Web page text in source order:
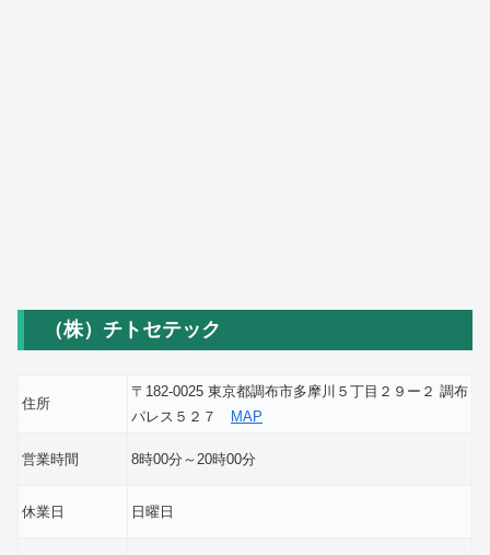
（株）チトセテック
住所
〒182-0025 東京都調布市多摩川５丁目２９ー２ 調布
パレス５２７
MAP
営業時間 8時00分～20時00分
休業日 日曜日